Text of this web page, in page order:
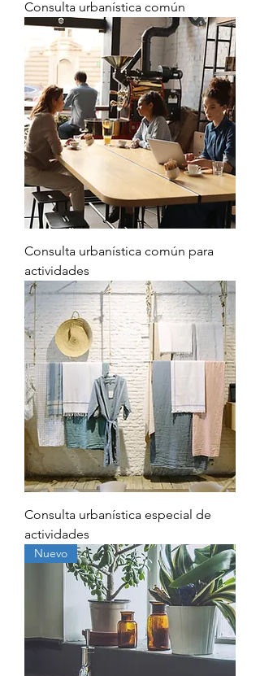
Consulta urbanística común
Consulta urbanística común para
actividades
Consulta urbanística especial de
actividades
Nuevo